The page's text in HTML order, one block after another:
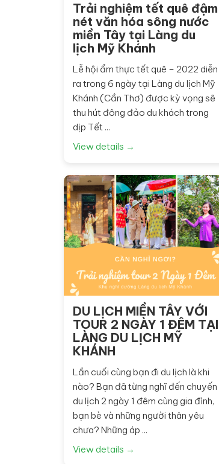
Trải nghiệm tết quê đậm
nét văn hóa sông nước
miền Tây tại Làng du
lịch Mỹ Khánh
Lễ hội ẩm thực tết quê – 2022 diễn
ra trong 6 ngày tại Làng du lịch Mỹ
Khánh (Cần Thơ) được kỳ vọng sẽ
thu hút đông đảo du khách trong
dịp Tết ...
View details →
DU LỊCH MIỀN TÂY VỚI
TOUR 2 NGÀY 1 ĐÊM TẠI
LÀNG DU LỊCH MỸ
KHÁNH
Lần cuối cùng bạn đi du lịch là khi
nào? Bạn đã từng nghĩ đến chuyến
du lịch 2 ngày 1 đêm cùng gia đình,
bạn bè và những người thân yêu
chưa? Những áp ...
View details →